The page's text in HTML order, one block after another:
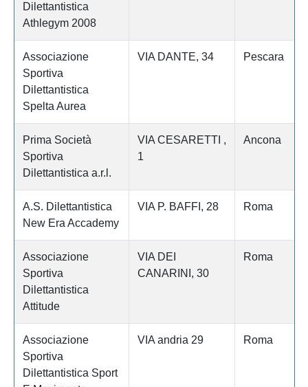
Dilettantistica
Athlegym 2008
Associazione
Sportiva
Dilettantistica
Spelta Aurea
VIA DANTE, 34 Pescara
Prima Società
Sportiva
Dilettantistica a.r.l.
VIA CESARETTI ,
1
Ancona
A.S. Dilettantistica
New Era Accademy
VIA P. BAFFI, 28 Roma
Associazione
Sportiva
Dilettantistica
Attitude
VIA DEI
CANARINI, 30
Roma
Associazione
Sportiva
Dilettantistica Sport
VIA andria 29 Roma